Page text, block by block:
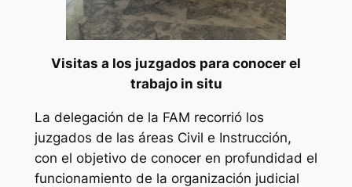
Visitas a los juzgados para conocer el
trabajo in situ
La delegación de la FAM recorrió los
juzgados de las áreas Civil e Instrucción,
con el objetivo de conocer en profundidad el
funcionamiento de la organización judicial